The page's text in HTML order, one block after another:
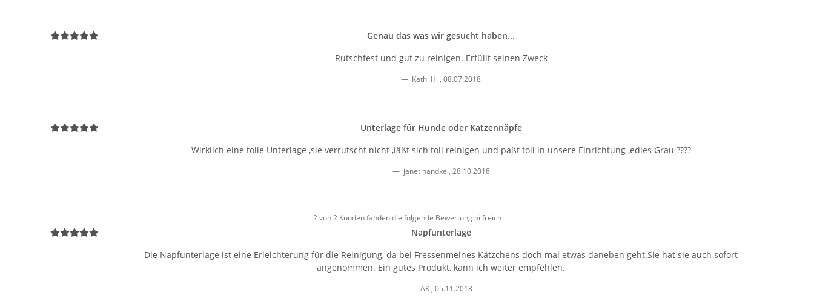
Genau das was wir gesucht haben...
Rutschfest und gut zu reinigen. Erfüllt seinen Zweck
Kathi H. , 08.07.2018
Unterlage für Hunde oder Katzennäpfe
Wirklich eine tolle Unterlage ,sie verrutscht nicht ,läßt sich toll reinigen und paßt toll in unsere Einrichtung ,edles Grau ????
janet handke , 28.10.2018
2 von 2 Kunden fanden die folgende Bewertung hilfreich
Napfunterlage
Die Napfunterlage ist eine Erleichterung für die Reinigung, da bei Fressenmeines Kätzchens doch mal etwas daneben geht.Sie hat sie auch sofort
angenommen. Ein gutes Produkt, kann ich weiter empfehlen.
AK , 05.11.2018